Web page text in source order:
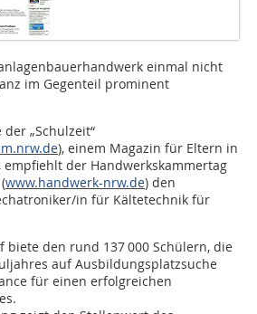
einmal nicht
im Gegenteil prominent
„Schulzeit“
), einem Magazin für Eltern in
der Handwerkskammertag
www.handwerk-nrw.de) den
in für Kältetechnik für
biete den rund 137 000 Schülern, die
auf Ausbildungsplatzsuche
für einen erfolgreichen